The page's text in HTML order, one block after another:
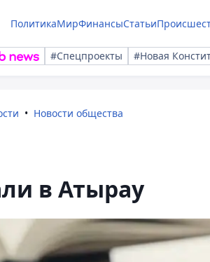
ПолитикаМирФинансыСтатьи
#Спецпроекты #Новая
Новости общества
в Атырау